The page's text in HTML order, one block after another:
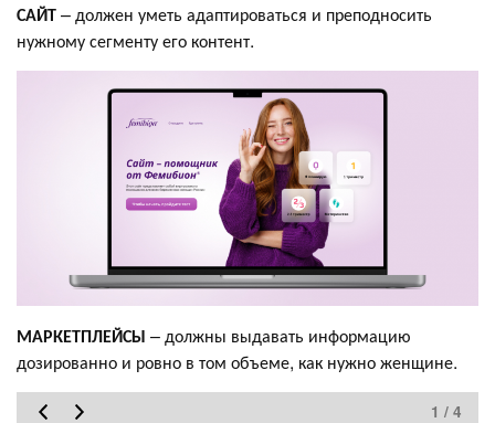
САЙТ– должен уметь адаптироваться и преподносить
нужному сегменту его контент.
МАРКЕТПЛЕЙСЫ – должны выдавать информацию
дозированно и ровно в том объеме, как нужно женщине.
1 / 4